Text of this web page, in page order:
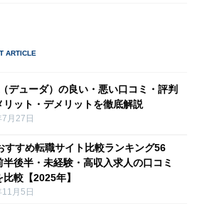
デューダ）の良い・悪い口コミ・評判
リット・デメリットを徹底解説
月27日
すすめ転職サイト比較ランキング56
半後半・未経験・高収入求人の口コミ
較【2025年】
月5日